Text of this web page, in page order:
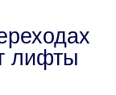
лифты